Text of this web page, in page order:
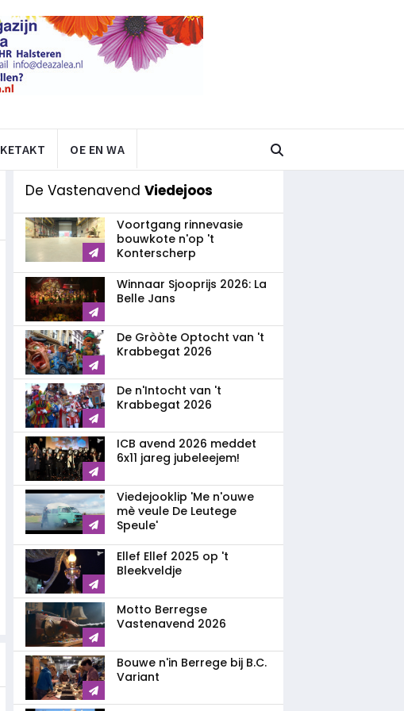
KETAKT OE EN WA
De Vastenavend Viedejoos
Voortgang rinnevasie
bouwkote n'op 't
Konterscherp
Winnaar Sjooprijs 2026: La
Belle Jans
De Gròòte Optocht van 't
Krabbegat 2026
De n'Intocht van 't
Krabbegat 2026
ICB avend 2026 meddet
6x11 jareg jubeleejem!
Viedejooklip 'Me n'ouwe
mè veule De Leutege
Speule'
Ellef Ellef 2025 op 't
Bleekveldje
Motto Berregse
Vastenavend 2026
Bouwe n'in Berrege bij B.C.
Variant